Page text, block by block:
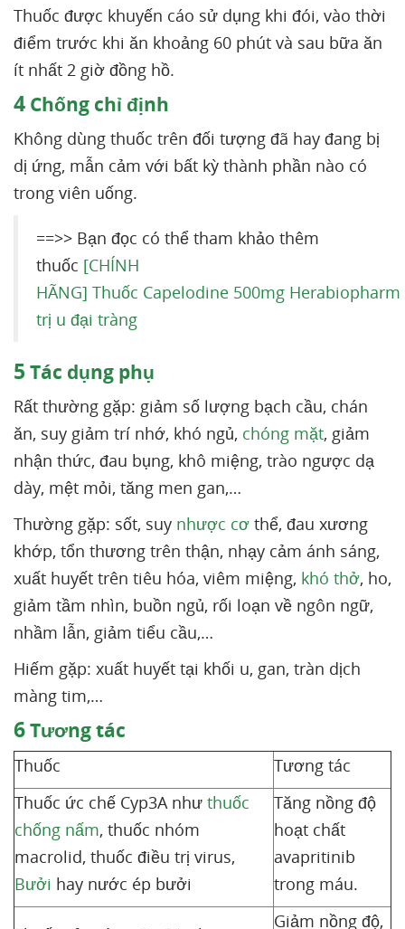
Thuốc được khuyến cáo sử dụng khi đói, vào thời
điểm trước khi ăn khoảng 60 phút và sau bữa ăn
ít nhất 2 giờ đồng hồ.
4 Chống chỉ định
Không dùng thuốc trên đối tượng đã hay đang bị
dị ứng, mẫn cảm với bất kỳ thành phần nào có
trong viên uống.
==>> Bạn đọc có thể tham khảo thêm
thuốc [CHÍNH
HÃNG] Thuốc Capelodine 500mg Herabiopharm
trị u đại tràng
5 Tác dụng phụ
Rất thường gặp: giảm số lượng bạch cầu, chán
ăn, suy giảm trí nhớ, khó ngủ, chóng mặt, giảm
nhận thức, đau bụng, khô miệng, trào ngược dạ
dày, mệt mỏi, tăng men gan,…
Thường gặp: sốt, suy nhược cơ thể, đau xương
khớp, tổn thương trên thận, nhạy cảm ánh sáng,
xuất huyết trên tiêu hóa, viêm miệng, khó thở, ho,
giảm tầm nhìn, buồn ngủ, rối loạn về ngôn ngữ,
nhầm lẫn, giảm tiểu cầu,…
Hiếm gặp: xuất huyết tại khối u, gan, tràn dịch
màng tim,…
6Tương tác
Thuốc
Tương tác
Thuốc ức chế Cyp3A như thuốc
chống nấm, thuốc nhóm
macrolid, thuốc điều trị virus,
Bưởi hay nước ép bưởi
Tăng nồng độ
hoạt chất
avapritinib
trong máu.
Giảm nồng độ,